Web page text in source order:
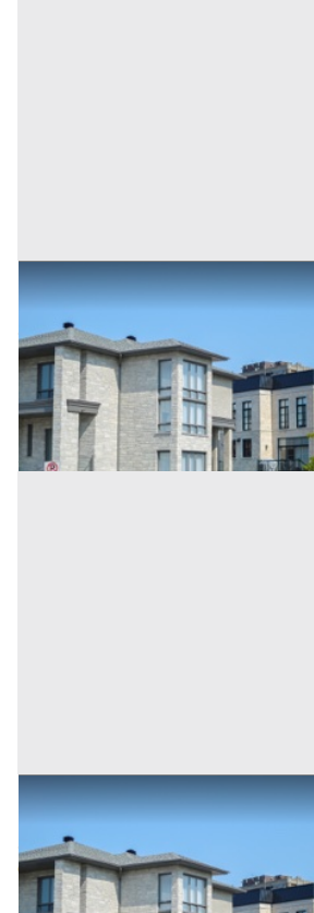
Asta Abitazione civile con area
annessa
Conselve (Padova)
Offerta minima
53.250 € 71.000 €
Codice asta:
25958e32
Asta chiusa
Asta Unità immobiliare con
condominio
Conselve (Padova)
Offerta minima
63.000 € 84.000 €